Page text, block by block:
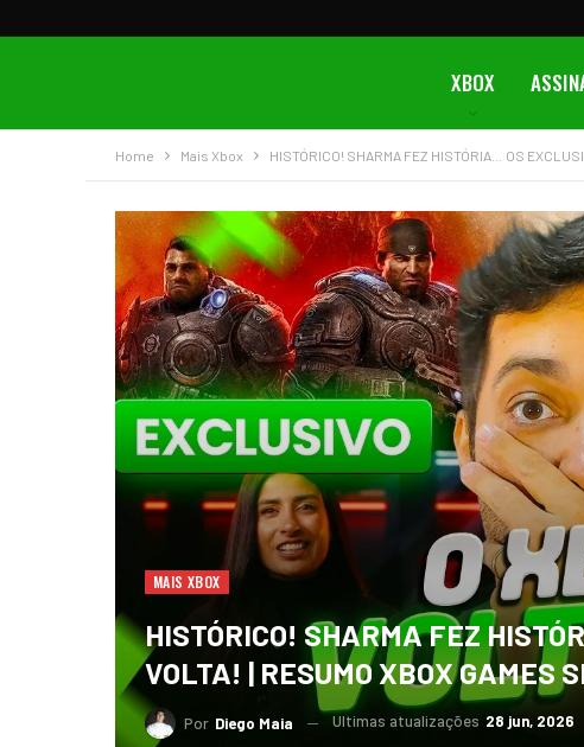
XBOX
Home Mais Xbox HISTÓRICO! SHARMA FEZ HISTÓRIA… OS
MAIS XBOX
HISTÓRICO! SHARMA FEZ
VOLTA! | RESUMO XBOX GAMES
Por Diego Maia Ultimas atualizações 28 jun, 2026